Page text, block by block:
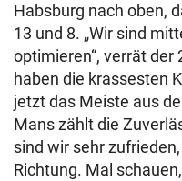
Habsburg nach oben,
13 und 8. „Wir sind
optimieren“, verrät der
haben die krassesten
jetzt das Meiste aus
Mans zählt die
sind wir sehr
Richtung. Mal